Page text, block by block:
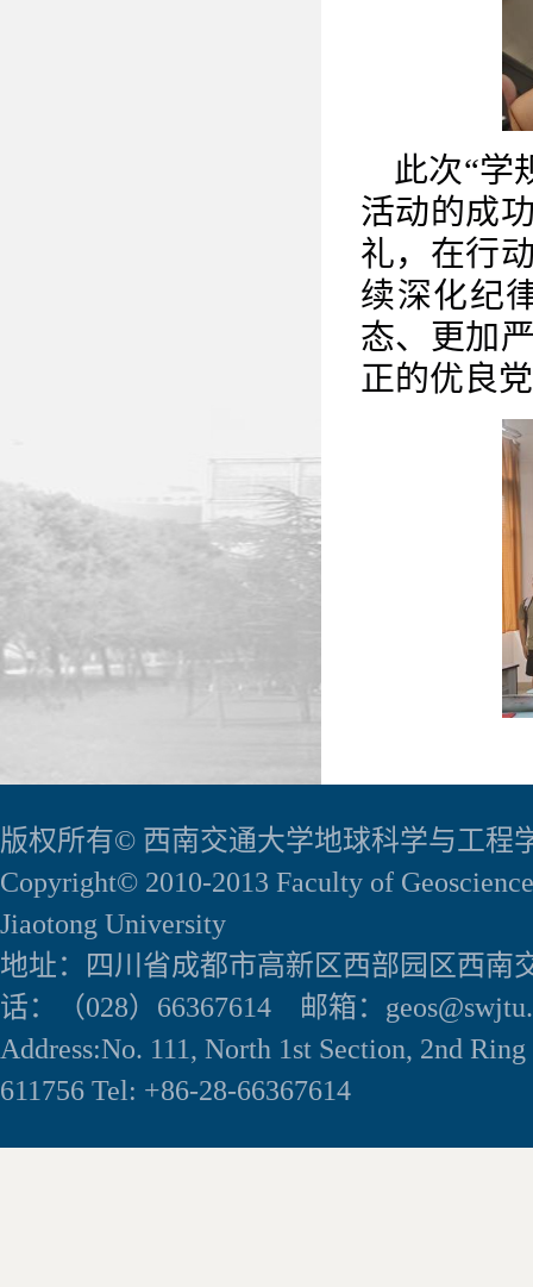
此次“学
活动的成
礼，在行
续深化纪
态、更加
正的优良
版权所有© 西南交通大学地球科学与工程
Copyright© 2010-2013 Faculty of
Jiaotong University
地址：四川省成都市高新区西部园区
话：（028）66367614 邮箱：
Address:No. 111, North 1st Section, 2nd
611756 Tel: +86-28-66367614